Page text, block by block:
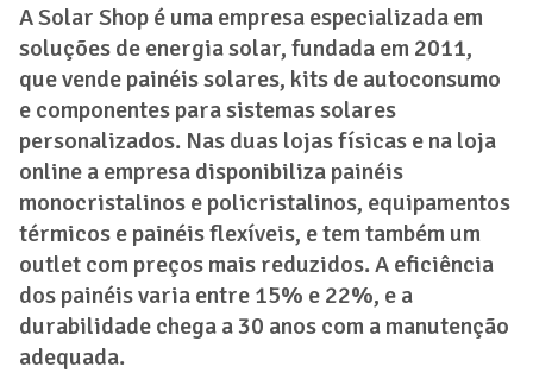
A Solar Shop é uma empresa especializada em
soluções de energia solar, fundada em 2011,
que vende painéis solares, kits de autoconsumo
e componentes para sistemas solares
personalizados. Nas duas lojas físicas e na loja
online a empresa disponibiliza painéis
monocristalinos e policristalinos, equipamentos
térmicos e painéis flexíveis, e tem também um
outlet com preços mais reduzidos. A eficiência
dos painéis varia entre 15% e 22%, e a
durabilidade chega a 30 anos com a manutenção
adequada.